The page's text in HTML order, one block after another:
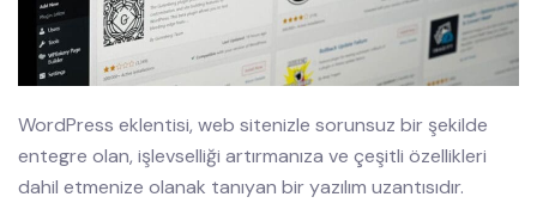
WordPress eklentisi, web sitenizle sorunsuz bir şekilde
entegre olan, işlevselliği artırmanıza ve çeşitli özellikleri
dahil etmenize olanak tanıyan bir yazılım uzantısıdır.